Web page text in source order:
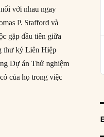
với nhau ngay
P. Stafford và
gặp đầu tiên giữa
thư ký Liên Hiệp
Dự án Thử nghiệm
của họ trong việc
cường gặp nhau trong không